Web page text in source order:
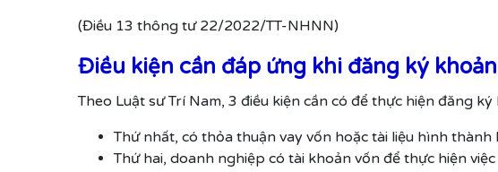
(Điều 13 thông tư 22/2022/TT-NHNN)
Điều kiện cần đáp ứng khi đăng ký
Theo Luật sư Trí Nam, 3 điều kiện cần có để thực hiện đăng
Thứ nhất, có thỏa thuận vay vốn hoặc tài liệu hình
Thứ hai, doanh nghiệp có tài khoản vốn để thực hiện